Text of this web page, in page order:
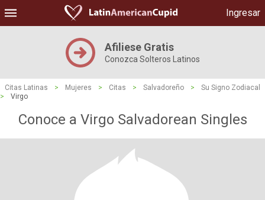
Ingresar
Afiliese Gratis
Conozca Solteros Latinos
Citas Latinas > Mujeres > Citas > Salvadoreño >
Su Signo Zodiacal
>
Virgo
Conoce a Virgo Salvadorean Singles